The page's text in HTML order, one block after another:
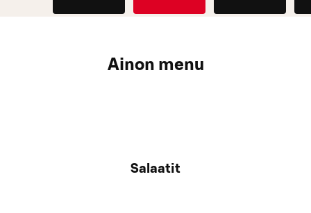
Ainon menu
Salaatit